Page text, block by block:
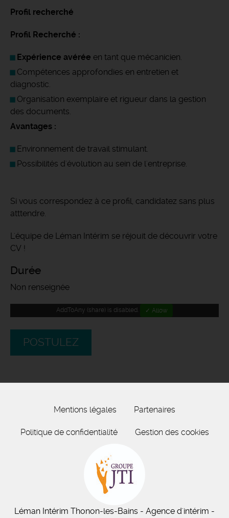
Profil recherché
Profil Recherché :
Expérience avérée en tant que mécanicien.
Compétences approfondies en entretien et
diagnostic.
Organisation exemplaire et rigueur dans la gestion
des documents.
Avantages :
Environnement de travail stimulant.
Possibilités d'évolution au sein de l'entreprise.
Si vous correspondez à ce profil, candidatez sans plus
atttendre.
L'équipe de Léman Intérim se réjouit de découvrir votre
CV !
Durée
Non renseignée
AddToAny (share) is disabled. ✓ Allow
POSTULEZ
Mentions légales Partenaires
Politique de confidentialité Gestion des cookies
Léman Intérim Thonon-les-Bains - Agence d'intérim -